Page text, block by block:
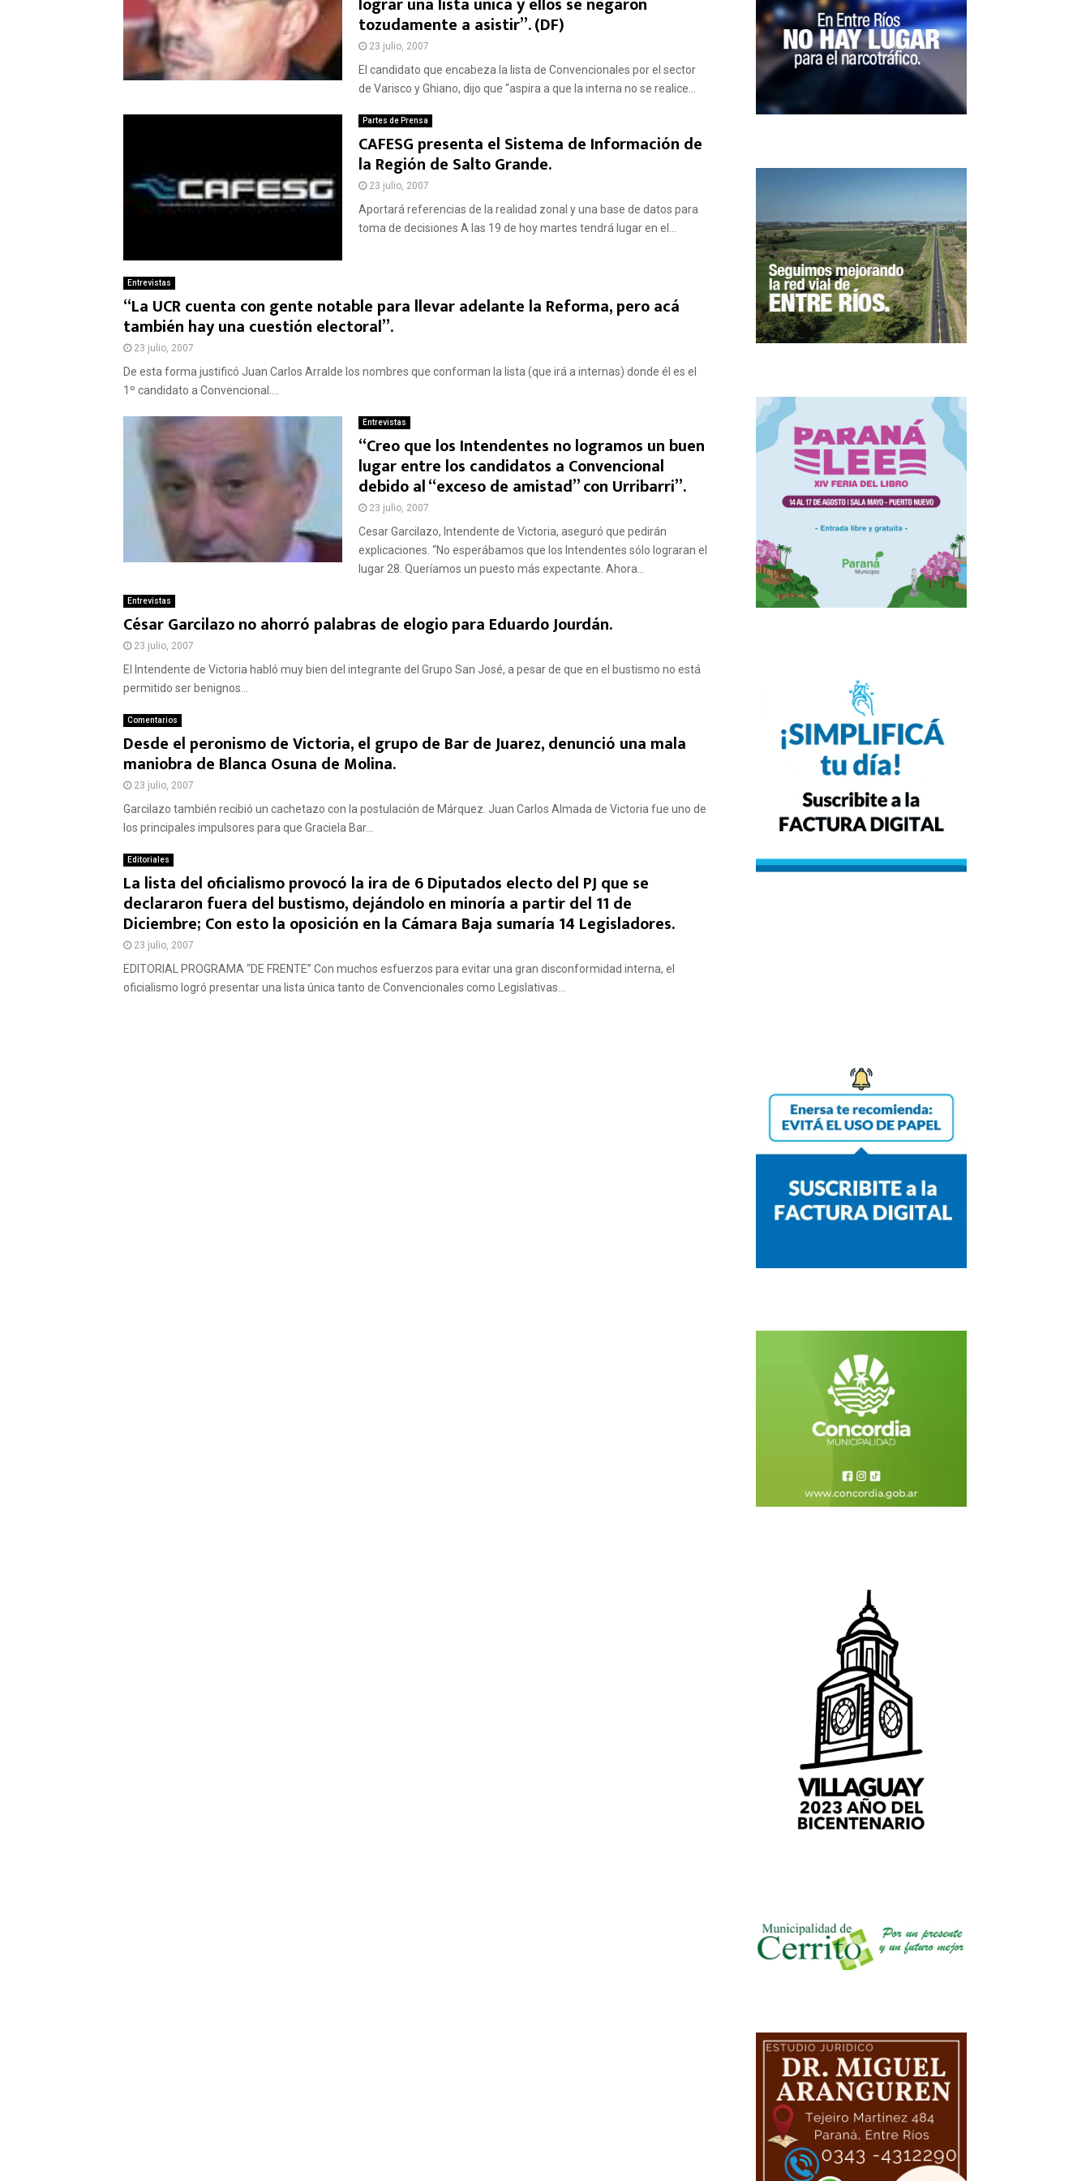
tozudamente a asistir”. (DF)
23 julio, 2007
El candidato que encabeza la lista de Convencionales por el sector
de Varisco y Ghiano, dijo que “aspira a que la interna no se realice...
Partes de Prensa
CAFESG presenta el Sistema de Información de
la Región de Salto Grande.
23 julio, 2007
Aportará referencias de la realidad zonal y una base de datos para
toma de decisiones A las 19 de hoy martes tendrá lugar en el...
Entrevistas
“La UCR cuenta con gente notable para llevar adelante la Reforma, pero acá
también hay una cuestión electoral”.
23 julio, 2007
De esta forma justificó Juan Carlos Arralde los nombres que conforman la lista (que irá a internas) donde él es el
1º candidato a Convencional....
Entrevistas
“Creo que los Intendentes no logramos un buen
lugar entre los candidatos a Convencional
debido al “exceso de amistad” con Urribarri”.
23 julio, 2007
Cesar Garcilazo, Intendente de Victoria, aseguró que pedirán
explicaciones. “No esperábamos que los Intendentes sólo lograran el
lugar 28. Queríamos un puesto más expectante. Ahora...
Entrevistas
César Garcilazo no ahorró palabras de elogio para Eduardo Jourdán.
23 julio, 2007
El Intendente de Victoria habló muy bien del integrante del Grupo San José, a pesar de que en el bustismo no está
permitido ser benignos...
Comentarios
Desde el peronismo de Victoria, el grupo de Bar de Juarez, denunció una mala
maniobra de Blanca Osuna de Molina.
23 julio, 2007
Garcilazo también recibió un cachetazo con la postulación de Márquez. Juan Carlos Almada de Victoria fue uno de
los principales impulsores para que Graciela Bar...
Editoriales
La lista del oficialismo provocó la ira de 6 Diputados electo del PJ que se
declararon fuera del bustismo, dejándolo en minoría a partir del 11 de
Diciembre; Con esto la oposición en la Cámara Baja sumaría 14 Legisladores.
23 julio, 2007
EDITORIAL PROGRAMA “DE FRENTE” Con muchos esfuerzos para evitar una gran disconformidad interna, el
oficialismo logró presentar una lista única tanto de Convencionales como Legislativas...